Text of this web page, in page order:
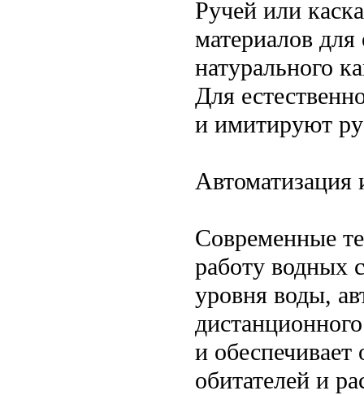
Ручей или
материалов
натурального
Для
и имитируют
Автоматизация
Современные
работу водных
уровня воды,
и
обитателей и